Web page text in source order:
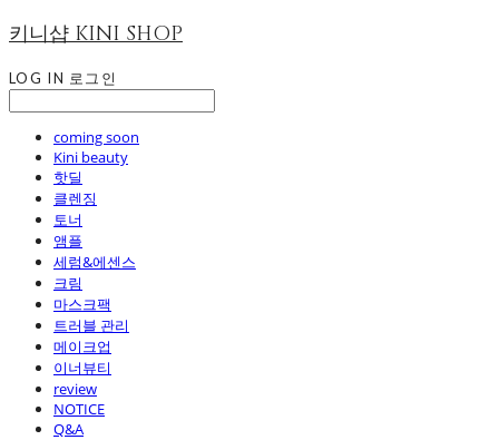
키니샵 KINI SHOP
LOG IN 로그인
coming soon
Kini beauty
핫딜
클렌징
토너
앰플
세럼&에센스
크림
마스크팩
트러블 관리
메이크업
이너뷰티
review
NOTICE
Q&A